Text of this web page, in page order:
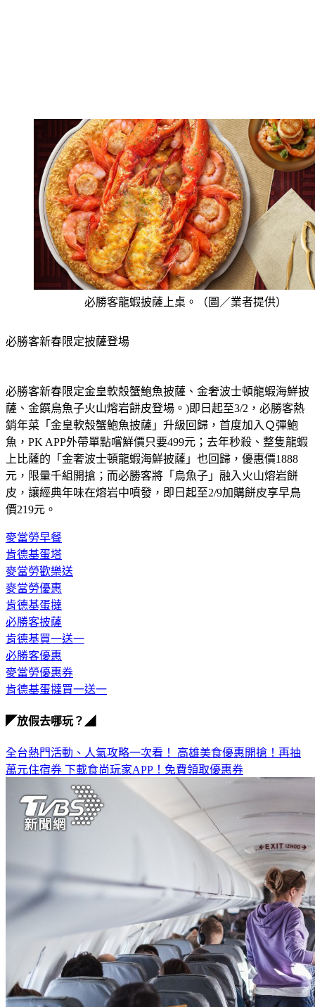
必勝客龍蝦披薩上桌。（圖／業者提供）
必勝客新春限定披薩登場
必勝客新春限定金皇軟殼蟹鮑魚披薩、金奢波士頓龍蝦海鮮披
薩、金饌烏魚子火山熔岩餅皮登場。)即日起至3/2，必勝客熱
銷年菜「金皇軟殼蟹鮑魚披薩」升級回歸，首度加入Ｑ彈鮑
魚，PK APP外帶單點嚐鮮價只要499元；去年秒殺、整隻龍蝦
上比薩的「金奢波士頓龍蝦海鮮披薩」也回歸，優惠價1888
元，限量千組開搶；而必勝客將「烏魚子」融入火山熔岩餅
皮，讓經典年味在熔岩中噴發，即日起至2/9加購餅皮享早鳥
價219元。
麥當勞早餐
肯德基蛋塔
麥當勞歡樂送
麥當勞優惠
肯德基蛋撻
必勝客披薩
肯德基買一送一
必勝客優惠
麥當勞優惠券
肯德基蛋撻買一送一
◤放假去哪玩？◢
全台熱門活動、人氣攻略一次看！ 高雄美食優惠開搶！再抽
萬元住宿券 下載食尚玩家APP！免費領取優惠券